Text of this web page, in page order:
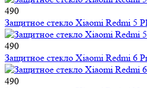
490
Защитное стекло Xiaomi Redmi 5
490
Защитное стекло Xiaomi Redmi 6
490